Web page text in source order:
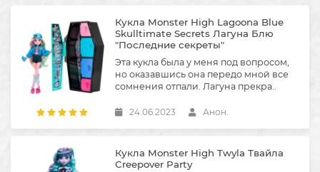
Кукла Monster High Lagoona Blue
Skulltimate Secrets Лагуна Блю
"Последние секреты"
Эта кукла была у меня под вопросом,
но оказавшись она передо мной все
сомнения отпали. Лагуна прекра..
24.06.2023 Анон.
Кукла Monster High Twyla Твайла
Creepover Party